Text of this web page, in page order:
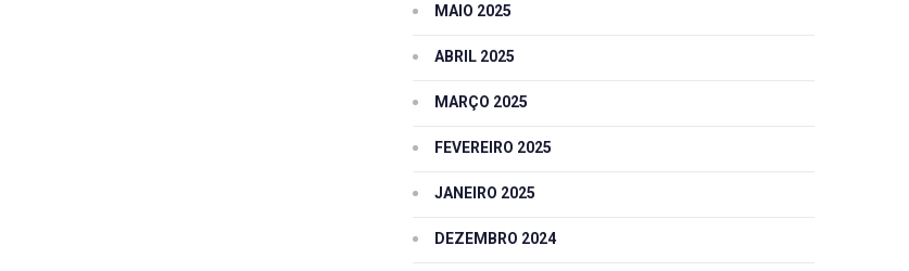
MAIO 2025
ABRIL 2025
MARÇO 2025
FEVEREIRO 2025
JANEIRO 2025
DEZEMBRO 2024